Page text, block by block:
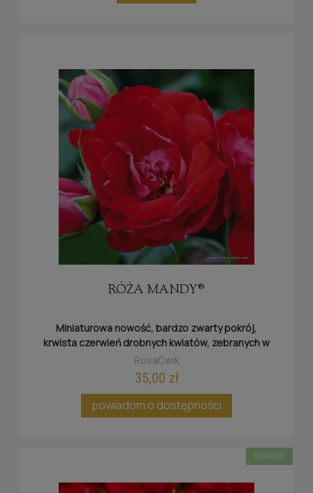
RÓŻA MANDY®
Miniaturowa nowość, bardzo zwarty pokrój,
krwista czerwień drobnych kwiatów, zebranych w
baldaszki.
RosaĆwik
35,00 zł
powiadom o dostępności
NOWOŚĆ